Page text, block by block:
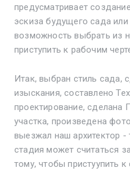
предусматривает
эскиза будущего сада
возможность выбрать из
приступить к рабочим
Итак, выбран стиль сада,
изыскания, составлено
проектирование, сделана
участка, произведена
выезжал наш архитектор -
стадия может считаться
тому, чтобы пристуупить